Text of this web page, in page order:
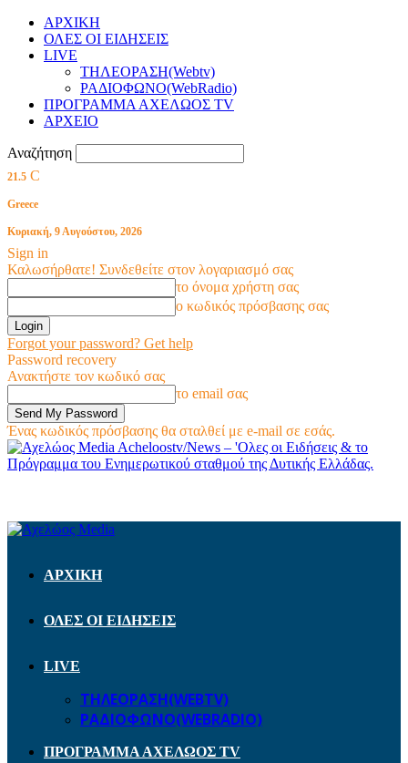
ΑΡΧΙΚΗ
ΟΛΕΣ ΟΙ ΕΙΔΗΣΕΙΣ
LIVE
ΤΗΛΕΟΡΑΣΗ(Webtv)
ΡΑΔΙΟΦΩΝΟ(WebRadio)
ΠΡΟΓΡΑΜΜΑ ΑΧΕΛΩΟΣ TV
ΑΡΧΕΙΟ
Αναζήτηση
21.5 C
Greece
Κυριακή, 9 Αυγούστου, 2026
Sign in
Καλωσήρθατε! Συνδεθείτε στον λογαριασμό σας
το όνομα χρήστη σας
ο κωδικός πρόσβασης σας
Forgot your password? Get help
Password recovery
Ανακτήστε τον κωδικό σας
το email σας
Ένας κωδικός πρόσβασης θα σταλθεί με e-mail σε εσάς.
Acheloostv/News – 'Ολες οι Ειδήσεις & το
Πρόγραμμα του Ενημερωτικού σταθμού της Δυτικής Ελλάδας.
ΑΡΧΙΚΗ
ΟΛΕΣ ΟΙ ΕΙΔΗΣΕΙΣ
LIVE
ΤΗΛΕΟΡΑΣΗ(WEBTV)
ΡΑΔΙΟΦΩΝΟ(WEBRADIO)
ΠΡΟΓΡΑΜΜΑ ΑΧΕΛΩΟΣ TV